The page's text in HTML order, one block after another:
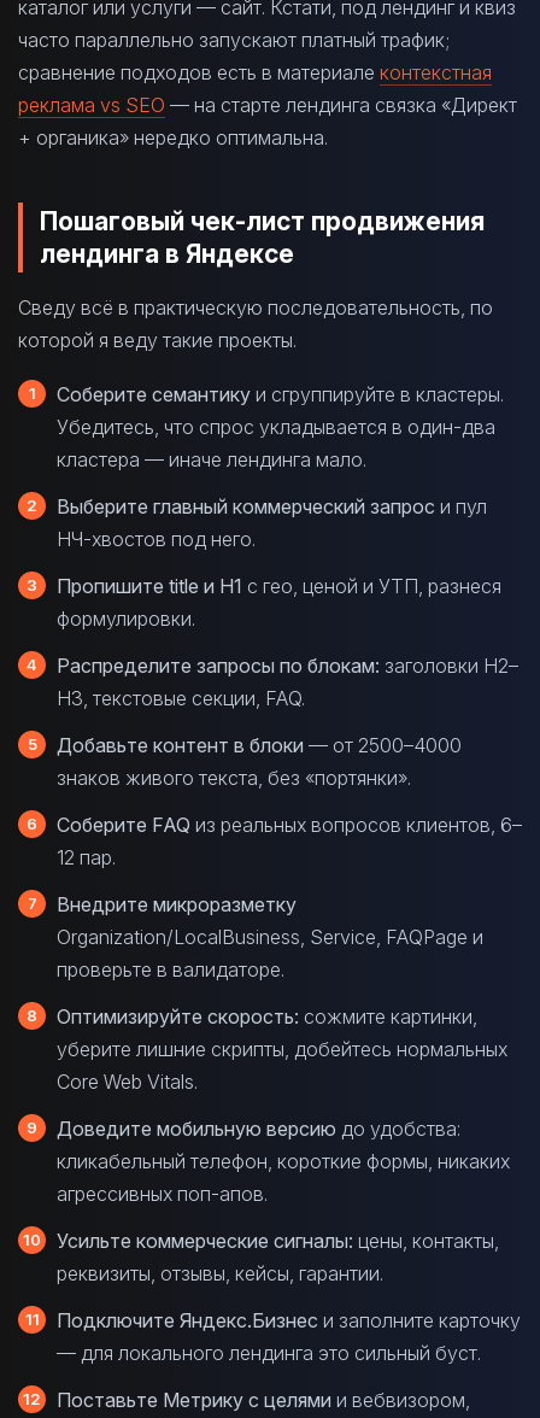
каталог или услуги — сайт. Кстати, под лендинг и квиз
часто параллельно запускают платный трафик;
сравнение подходов есть в материале контекстная
реклама vs SEO — на старте лендинга связка «Директ
+ органика» нередко оптимальна.
Пошаговый чек-лист продвижения
лендинга в Яндексе
Сведу всё в практическую последовательность, по
которой я веду такие проекты.
Соберите семантику и сгруппируйте в кластеры.
Убедитесь, что спрос укладывается в один-два
кластера — иначе лендинга мало.
Выберите главный коммерческий запрос и пул
НЧ-хвостов под него.
Пропишите title и H1 с гео, ценой и УТП, разнеся
формулировки.
Распределите запросы по блокам: заголовки H2–
H3, текстовые секции, FAQ.
Добавьте контент в блоки — от 2500–4000
знаков живого текста, без «портянки».
Соберите FAQ из реальных вопросов клиентов, 6–
12 пар.
Внедрите микроразметку
Organization/LocalBusiness, Service, FAQPage и
проверьте в валидаторе.
Оптимизируйте скорость: сожмите картинки,
уберите лишние скрипты, добейтесь нормальных
Core Web Vitals.
Доведите мобильную версию до удобства:
кликабельный телефон, короткие формы, никаких
агрессивных поп-апов.
Усильте коммерческие сигналы: цены, контакты,
реквизиты, отзывы, кейсы, гарантии.
Подключите Яндекс.Бизнес и заполните карточку
— для локального лендинга это сильный буст.
Поставьте Метрику с целями и вебвизором,